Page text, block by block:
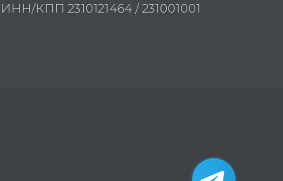
ИНН/КПП 2310121464 / 231001001